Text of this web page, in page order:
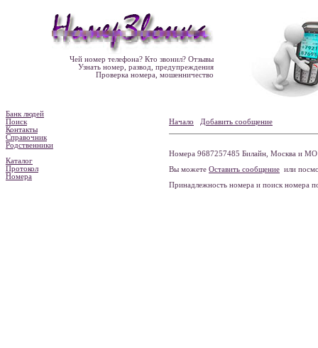
Чей номер телефона? Кто звонил? Отзывы
Узнать номер, развод, предупреждения
Проверка номера, мошенничество
Банк людей
Поиск
Контакты
Справочник
Родственники
Каталог
Протокол
Номера
Начало Добавить сообщение
Номера 9687257485 Билайн, Москва и МО
Вы можете Оставить сообщение или
Принадлежность номера и поиск номера